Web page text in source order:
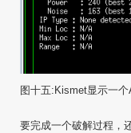
图十五:Kismet显示一
要完成一个破解过程，